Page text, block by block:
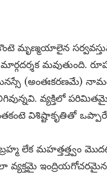
మృణ్మయాలైన
మార్గదర్శక మవుతుంది.
(అంతఃకరణమే)
వ్యక్తిలో
విశిష్టాకృతితో ఒప్పారే
లేక మహత్తత్త్వం
వ్యక్తమై